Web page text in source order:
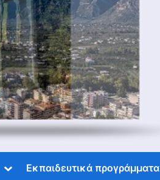
ToggleΕκπαιδευτικά προγράμματα